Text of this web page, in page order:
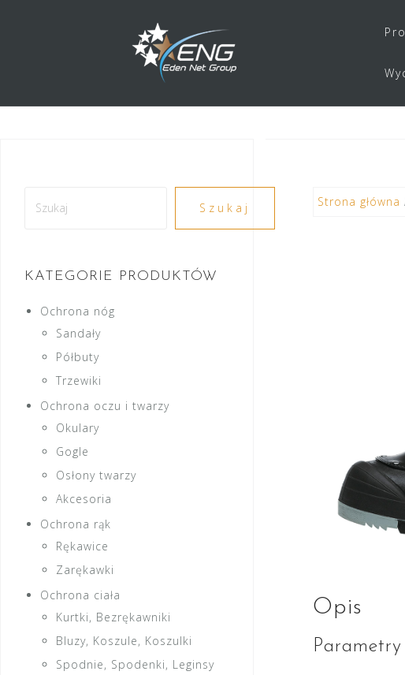
Strona główna
Opis
Parametry
Szukaj
KATEGORIE PRODUKTÓW
Ochrona nóg
Sandały
Półbuty
Trzewiki
Ochrona oczu i twarzy
Okulary
Gogle
Osłony twarzy
Akcesoria
Ochrona rąk
Rękawice
Zarękawki
Ochrona ciała
Kurtki, Bezrękawniki
Bluzy, Koszule, Koszulki
Spodnie, Spodenki, Leginsy